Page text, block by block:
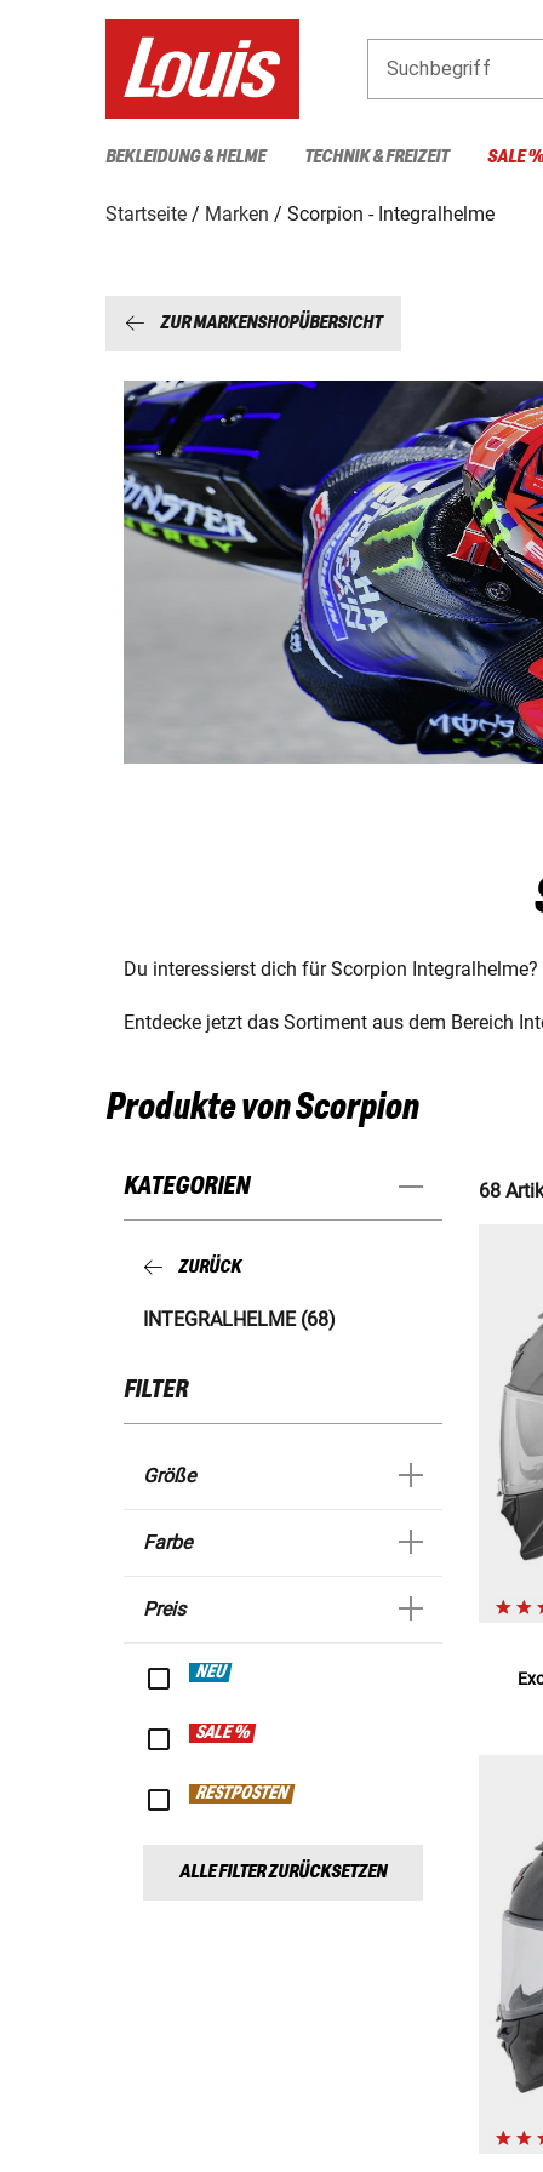
Suchbegriff
BEKLEIDUNG & HELME TECHNIK & FREIZEIT SALE %
Startseite Marken Scorpion - Integralhelme
ZUR MARKENSHOPÜBERSICHT
Du interessierst dich für Scorpion
Entdecke jetzt das Sortiment aus dem Bereich
Produkte von Scorpion
KATEGORIEN
ZURÜCK
INTEGRALHELME (68)
FILTER
Größe
Farbe
Preis
NEU
SALE %
RESTPOSTEN
ALLE FILTER ZURÜCKSETZEN
68